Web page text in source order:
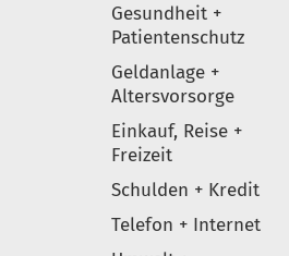
Gesundheit +
Patientenschutz
Geldanlage +
Altersvorsorge
Einkauf, Reise +
Freizeit
Schulden + Kredit
Telefon + Internet